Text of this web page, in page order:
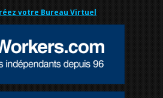
votre Bureau Virtuel